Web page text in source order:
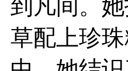
到凡间。
草配上珍